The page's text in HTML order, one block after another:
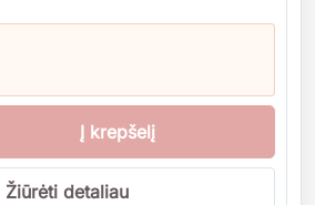
Į krepšelį
Žiūrėti detaliau